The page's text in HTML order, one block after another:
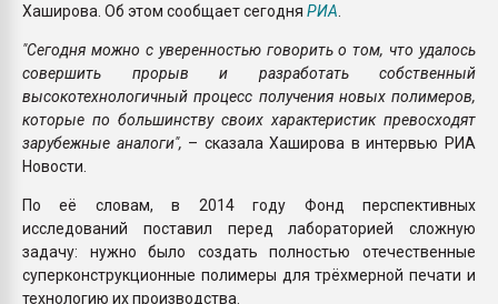
Хаширова. Об этом сообщает сегодня РИА
"Сегодня можно с уверенностью говорить о том, что удалось
совершить прорыв и разработать собственный
высокотехнологичный процесс получения новых полимеров,
которые по большинству своих характеристик превосходят
зарубежные аналоги", – сказала Хаширова в интервью РИА
Новости.
По её словам, в 2014 году Фонд перспективных
исследований поставил перед лабораторией сложную
задачу: нужно было создать полностью отечественные
суперконструкционные полимеры для трёхмерной печати и
технологию их производства.